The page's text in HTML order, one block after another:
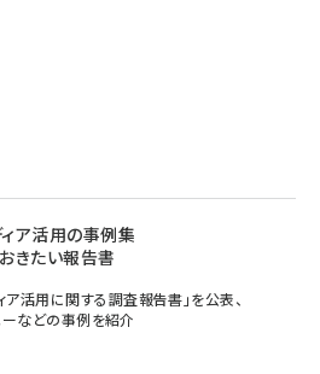
ア活用の事例集
きたい報告書
活用に関する調査報告書」を公表、
ーなどの事例を紹介